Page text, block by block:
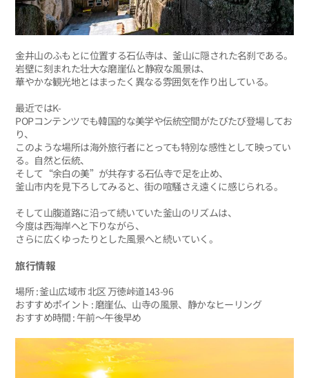
金井山のふもとに位置する石仏寺は、釜山に隠された名刹である。
岩壁に刻まれた壮大な磨崖仏と静寂な風景は、
華やかな観光地とはまったく異なる雰囲気を作り出している。
最近ではK-
POPコンテンツでも韓国的な美学や伝統空間がたびたび登場してお
り、
このような場所は海外旅行者にとっても特別な感性として映ってい
る。自然と伝統、
そして“余白の美”が共存する石仏寺で足を止め、
釜山市内を見下ろしてみると、街の喧騒さえ遠くに感じられる。
そして山腹道路に沿って続いていた釜山のリズムは、
今度は西海岸へと下りながら、
さらに広くゆったりとした風景へと続いていく。
旅行情報
場所 : 釜山広域市 北区 万徳峠道143-96
おすすめポイント : 磨崖仏、山寺の風景、静かなヒーリング
おすすめ時間 : 午前〜午後早め